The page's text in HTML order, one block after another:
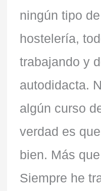
ningún tipo
hostelería,
trabajando y
autodidacta.
algún curso
verdad es
bien. Más
Siempre he